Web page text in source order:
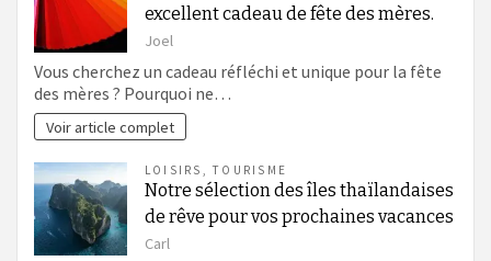
excellent cadeau de fête des mères.
Joel
Vous cherchez un cadeau réfléchi et unique pour la fête
des mères ? Pourquoi ne…
Voir article complet
LOISIRS ,TOURISME
Notre sélection des îles thaïlandaises
de rêve pour vos prochaines vacances
Carl